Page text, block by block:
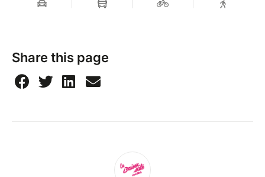
ingénieur son 1 fois par mois en journée.
compositrice, auteure, et NATHAN MOLLET pianiste,
claviériste, compositeur.
The hours spent exploring, playing, and "sculpting
given rise to a collection of compositions that he
hopes will touch the listener's heart. Drawing
Share this page